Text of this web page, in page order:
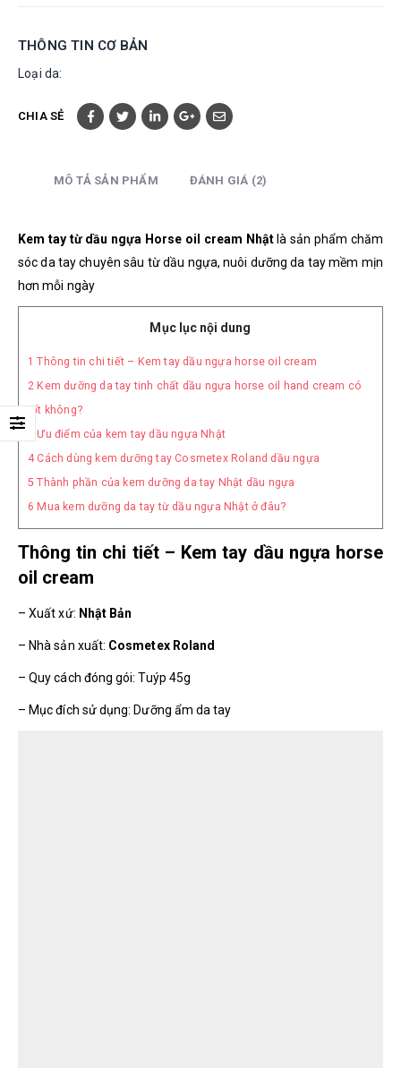
THÔNG TIN CƠ BẢN
Loại da:
CHIA SẺ
MÔ TẢ SẢN PHẨM ĐÁNH GIÁ (2)
Kem tay từ dầu ngựa Horse oil cream Nhậtlà sản phẩm chăm
sóc da tay chuyên sâu từ dầu ngựa, nuôi dưỡng da tay mềm mịn
hơn mỗi ngày
Mục lục nội dung
1 Thông tin chi tiết – Kem tay dầu ngựa horse oil cream
2 Kem dưỡng da tay tinh chất dầu ngựa horse oil hand cream có
tốt không?
Ưu điểm của kem tay dầu ngựa Nhật
4Cách dùng kem dưỡng tay Cosmetex Roland dầu ngựa
5 Thành phần của kem dưỡng da tay Nhật dầu ngựa
6 Mua kem dưỡng da tay từ dầu ngựa Nhật ở đâu?
Thông tin chi tiết – Kem tay dầu ngựa horse
oil cream
– Xuất xứ: Nhật Bản
– Nhà sản xuất: Cosmetex Roland
– Quy cách đóng gói: Tuýp 45g
– Mục đích sử dụng: Dưỡng ẩm da tay